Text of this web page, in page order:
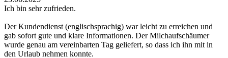
Ich bin sehr zufrieden.
Der Kundendienst (englischsprachig) war leicht zu erreichen und
gab sofort gute und klare Informationen. Der Milchaufschäumer
wurde genau am vereinbarten Tag geliefert, so dass ich ihn mit in
den Urlaub nehmen konnte.